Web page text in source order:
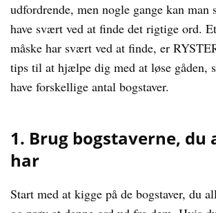
udfordrende, men nogle gange kan man
have svært ved at finde det rigtige ord.
måske har svært ved at finde, er
tips til at hjælpe dig med at løse gåden,
have forskellige antal bogstaver.
1. Brug bogstaverne, du
har
Start med at kigge på de bogstaver, du